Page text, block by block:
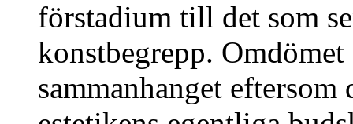
förstadium till det som
konstbegrepp.
sammanhanget